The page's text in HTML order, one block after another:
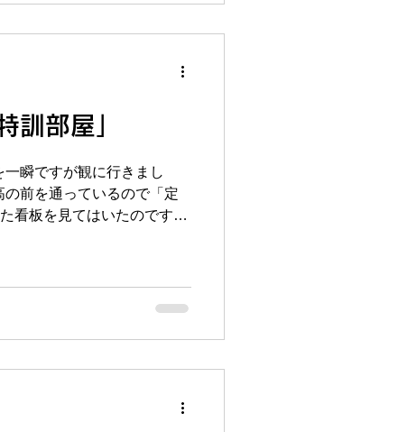
学校の1学期中間テストも
まして、そろそろ本腰入れ
てもらって「仕上げオペ
れの生徒さんごとに仕上
普段使っているテキスト
、どの生徒さんにどの仕
合いながら、残り授業回
目指します！
訓部屋」
瞬ですが観に行きまし
前を通っているので「定
看板を見てはいたのです
の中はすごい熱気でびっ
りまして、6月の1学期中
恩塾ではこのタイミング
）で（榴ヶ岡校は5/9の